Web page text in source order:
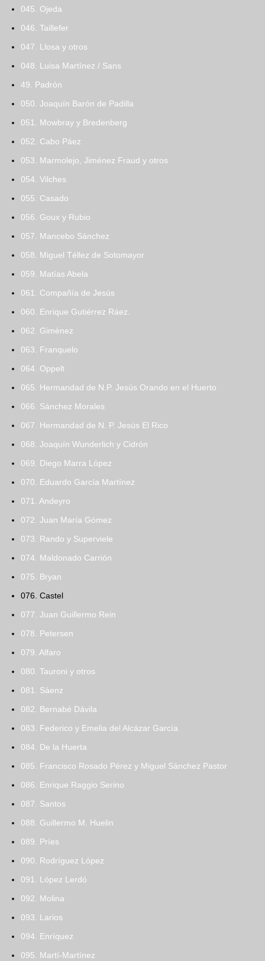
045. Ojeda
046. Taillefer
047. Llosa y otros
048. Luisa Martínez / Sans
49. Padrón
050. Joaquín Barón de Padilla
051. Mowbray y Bredenberg
052. Cabo Páez
053. Marmolejo, Jiménez Fraud y otros
054. Vilches
055. Casado
056. Goux y Rubio
057. Mancebo Sánchez
058. Miguel Téllez de Sotomayor
059. Matías Abela
061. Compañía de Jesús
060. Enrique Gutiérrez Ráez.
062. Giménez
063. Franquelo
064. Oppelt
065. Hermandad de N.P. Jesús Orando en el Huerto
066. Sánchez Morales
067. Hermandad de N. P. Jesús El Rico
068. Joaquín Wunderlich y Cidrón
069. Diego Marra López
070. Eduardo García Martínez
071. Andeyro
072. Juan María Gómez
073. Rando y Superviele
074. Maldonado Carrión
075. Bryan
076. Castel
077. Juan Guillermo Rein
078. Petersen
079. Alfaro
080. Tauroni y otros
081. Sáenz
082. Bernabé Dávila
083. Federico y Emelia del Alcázar García
084. De la Huerta
085. Francisco Rosado Pérez y Miguel Sánchez Pastor
086. Enrique Raggio Serino
087. Santos
088. Guillermo M. Huelin
089. Príes
090. Rodríguez López
091. López Lerdó
092. Molina
093. Larios
094. Enríquez
095. Martí-Martínez